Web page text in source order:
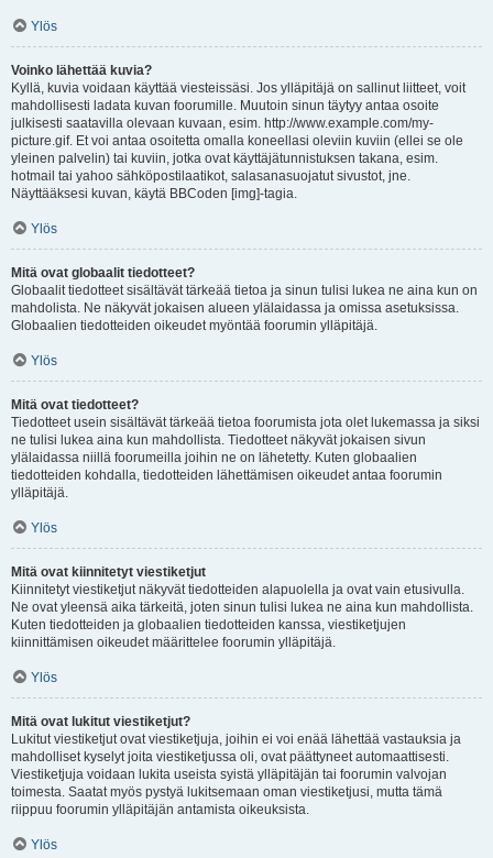
Ylös
Voinko lähettää kuvia?
Kyllä, kuvia voidaan käyttää viesteissäsi. Jos ylläpitäjä on sallinut liitteet, voit
mahdollisesti ladata kuvan foorumille. Muutoin sinun täytyy antaa osoite
julkisesti saatavilla olevaan kuvaan, esim. http://www.example.com/my-
picture.gif. Et voi antaa osoitetta omalla koneellasi oleviin kuviin (ellei se ole
yleinen palvelin) tai kuviin, jotka ovat käyttäjätunnistuksen takana, esim.
hotmail tai yahoo sähköpostilaatikot, salasanasuojatut sivustot, jne.
Näyttääksesi kuvan, käytä BBCoden [img]-tagia.
Ylös
Mitä ovat globaalit tiedotteet?
Globaalit tiedotteet sisältävät tärkeää tietoa ja sinun tulisi lukea ne aina kun on
mahdolista. Ne näkyvät jokaisen alueen ylälaidassa ja omissa asetuksissa.
Globaalien tiedotteiden oikeudet myöntää foorumin ylläpitäjä.
Ylös
Mitä ovat tiedotteet?
Tiedotteet usein sisältävät tärkeää tietoa foorumista jota olet lukemassa ja siksi
ne tulisi lukea aina kun mahdollista. Tiedotteet näkyvät jokaisen sivun
ylälaidassa niillä foorumeilla joihin ne on lähetetty. Kuten globaalien
tiedotteiden kohdalla, tiedotteiden lähettämisen oikeudet antaa foorumin
ylläpitäjä.
Ylös
Mitä ovat kiinnitetyt viestiketjut
Kiinnitetyt viestiketjut näkyvät tiedotteiden alapuolella ja ovat vain etusivulla.
Ne ovat yleensä aika tärkeitä, joten sinun tulisi lukea ne aina kun mahdollista.
Kuten tiedotteiden ja globaalien tiedotteiden kanssa, viestiketjujen
kiinnittämisen oikeudet määrittelee foorumin ylläpitäjä.
Ylös
Mitä ovat lukitut viestiketjut?
Lukitut viestiketjut ovat viestiketjuja, joihin ei voi enää lähettää vastauksia ja
mahdolliset kyselyt joita viestiketjussa oli, ovat päättyneet automaattisesti.
Viestiketjuja voidaan lukita useista syistä ylläpitäjän tai foorumin valvojan
toimesta. Saatat myös pystyä lukitsemaan oman viestiketjusi, mutta tämä
riippuu foorumin ylläpitäjän antamista oikeuksista.
Ylös